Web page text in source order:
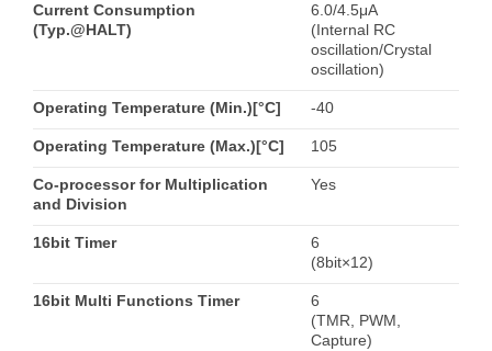
Current Consumption
(Typ.@HALT)
6.0/4.5μA
(Internal RC
oscillation/Crystal
oscillation)
Operating Temperature (Min.)[°C] -40
Operating Temperature (Max.)[°C] 105
Co-processor for Multiplication
and Division
Yes
16bit Timer
6
(8bit×12)
16bit Multi Functions Timer
6
(TMR, PWM,
Capture)